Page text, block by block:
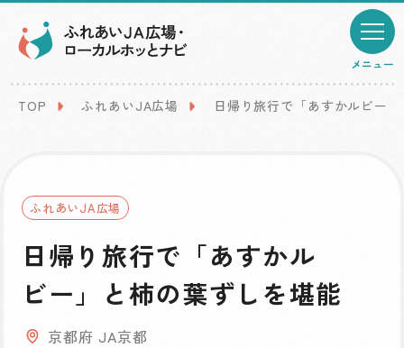
メニュー
TOP ふれあいJA広場 日帰り旅行で「あすかルビー
ふれあいJA広場
日帰り旅行で「あすかル
ビー」と柿の葉ずしを堪能
京都府 JA京都